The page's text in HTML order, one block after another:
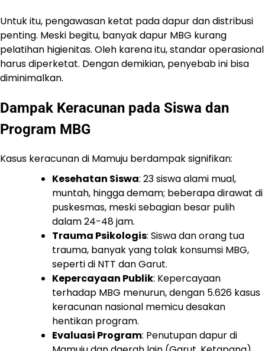
Untuk itu, pengawasan ketat pada dapur dan distribusi
penting. Meski begitu, banyak dapur MBG kurang
pelatihan higienitas. Oleh karena itu, standar operasional
harus diperketat. Dengan demikian, penyebab ini bisa
diminimalkan.
Dampak Keracunan pada Siswa dan
Program MBG
Kasus keracunan di Mamuju berdampak signifikan:
Kesehatan Siswa: 23 siswa alami mual,
muntah, hingga demam; beberapa dirawat di
puskesmas, meski sebagian besar pulih
dalam 24-48 jam.
Trauma Psikologis: Siswa dan orang tua
trauma, banyak yang tolak konsumsi MBG,
seperti di NTT dan Garut.
Kepercayaan Publik: Kepercayaan
terhadap MBG menurun, dengan 5.626 kasus
keracunan nasional memicu desakan
hentikan program.
Evaluasi Program: Penutupan dapur di